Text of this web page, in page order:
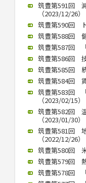
筑豊第591回
（2023/12/26）
筑豊第590回
筑豊第588回
筑豊第587回
筑豊第586回
筑豊第585回
筑豊第584回
筑豊第583回
（2023/02/15）
筑豊第582回
（2023/01/30）
筑豊第581回
（2022/12/26）
筑豊第580回
筑豊第579回
筑豊第578回